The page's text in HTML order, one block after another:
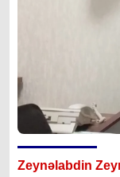
Zeynəlabdin